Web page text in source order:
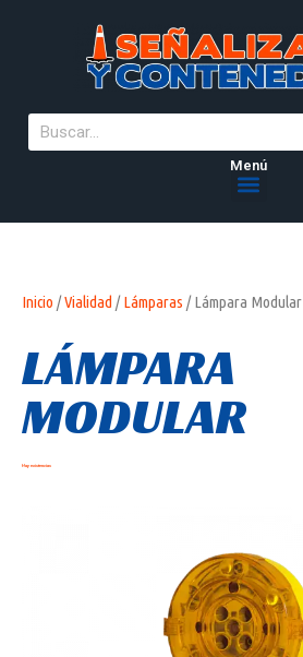
Menú
Inicio /Vialidad /Lámparas / Lámpara Modular
LÁMPARA
MODULAR
Hay existencias